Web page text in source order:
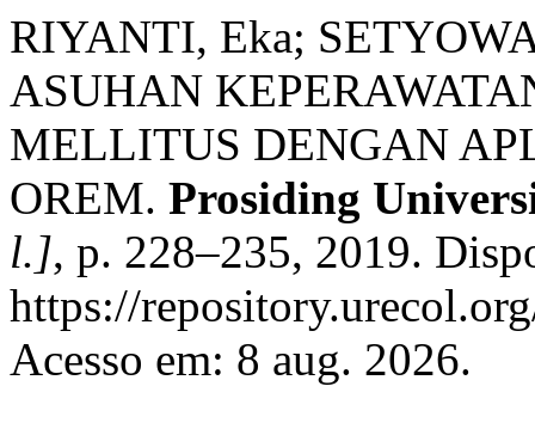
RIYANTI, Eka;
ASUHAN
MELLITUS DENGAN
OREM. Prosiding
l.], p. 228–235, 2019.
https://
Acesso em: 8 aug. 2026.